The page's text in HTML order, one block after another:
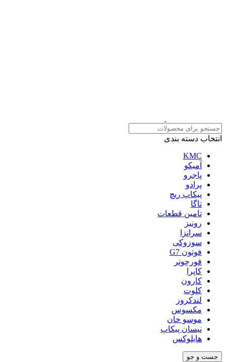
انتخاب دسته بندی
KMC
آمیکو
پاجرو
پرادو
پیکاپ ریچ
تاگا
تامین قطعات
رونیز
سرانزا
سوزوکی
فوتون G7
فورچونر
کاپرا
کارون
کلوت
لندکروز
مکسوس
موسو خان
نیسان پیکاپ
هایلوکس
جست و جو